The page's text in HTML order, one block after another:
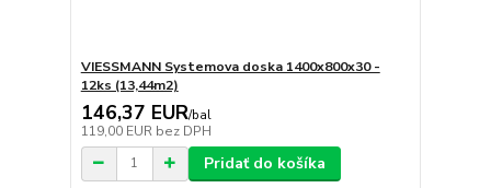
VIESSMANN Systemova doska 1400x800x30 -
12ks (13,44m2)
146,37 EUR/bal
119,00 EUR bez DPH
Pridať do košíka